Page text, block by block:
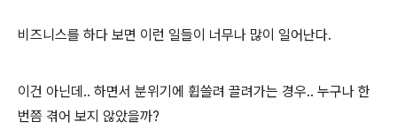
비즈니스를 하다 보면 이런 일들이 너무나 많이 일어난다.
이건 아닌데.. 하면서 분위기에 휩쓸려 끌려가는 경우.. 누구나 한
번쯤 겪어 보지 않았을까?